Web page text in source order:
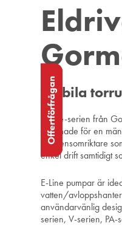
Mobila
E-Line-serien från
utformade för en
frekvensomriktare
enkel drift samtidigt
E-Line pumpar är
vatten/
användarvänlig
serien, V-serien,
Offertförfrågan
Offertförfrågan